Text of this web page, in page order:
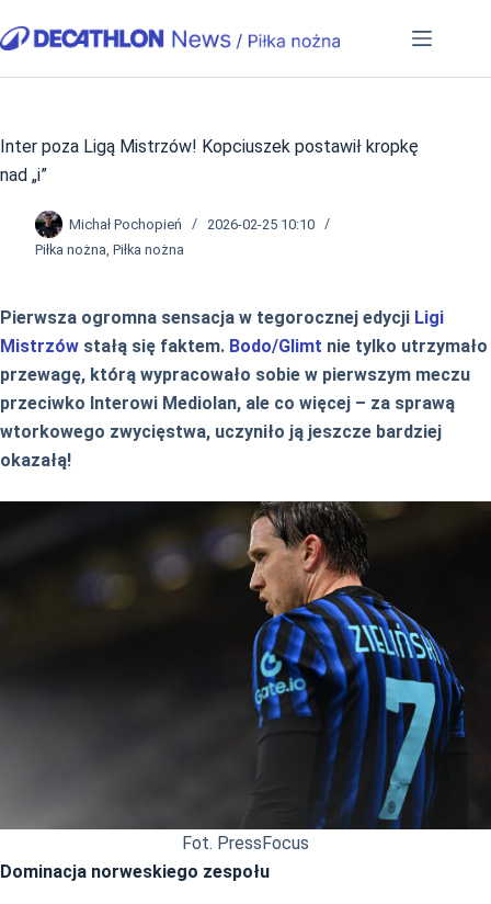
do
Inter poza Ligą Mistrzów! Kopciuszek postawił kropkę
nad „i”
Michał Pochopień
2026-02-25 10:10
Piłka nożna, Piłka nożna
Pierwsza ogromna sensacja w tegorocznej edycji Ligi
Mistrzów stałą się faktem. Bodo/Glimt nie tylko utrzymało
przewagę, którą wypracowało sobie w pierwszym meczu
przeciwko Interowi Mediolan, ale co więcej – za sprawą
wtorkowego zwycięstwa, uczyniło ją jeszcze bardziej
okazałą!
Fot. PressFocus
Dominacja norweskiego zespołu